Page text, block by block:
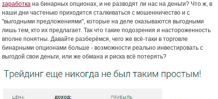
заработкана бинарных опционах, и не разводят ли нас на деньги? Что ж, в
наши дни частенько приходится сталкиваться с мошенничество и с
"выгодными предложениями", которые на деле оказываются выгодными
лишь тем, кто их предлагает. Так что такие подозрения и настороженность
вполне понятны. Давайте разберёмся, чего же всё-таки в торговле
бинарными опционами больше - возможности реально инвестировать с
выгодой свои деньги, или же обмана и риска всё потерять?